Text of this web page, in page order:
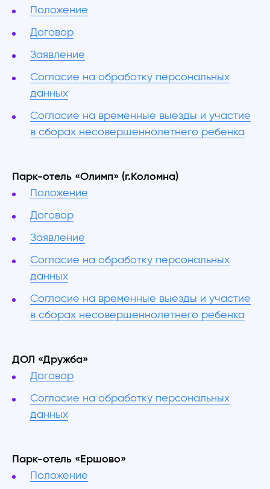
Положение
Договор
Заявление
Согласие на обработку персональных
данных
Согласие на временные выезды и участие
в сборах несовершеннолетнего ребенка
Парк-отель «Олимп» (г.Коломна)
Положение
Договор
Заявление
Согласие на обработку персональных
данных
Согласие на временные выезды и участие
в сборах несовершеннолетнего ребенка
ДОЛ «Дружба»
Договор
Согласие на обработку персональных
данных
Парк-отель «Ершово»
Положение